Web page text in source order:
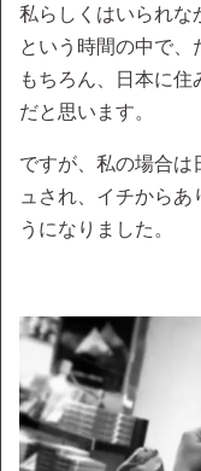
私らしくはいられな
という時間の中で、
もちろん、日本に
だと思います。
ですが、私の場合は
ュされ、イチから
うになりました。